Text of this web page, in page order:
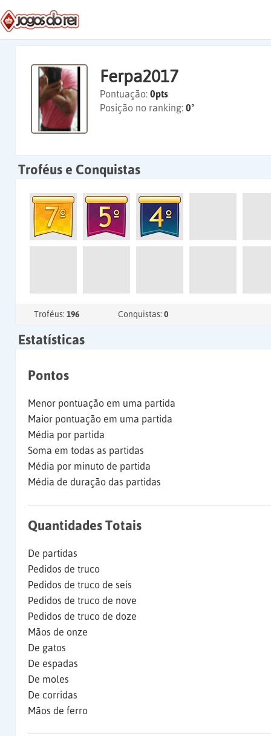
Ferpa2017
Pontuação: 0pts
Posição no ranking: 0º
Troféus e Conquistas
Troféus: 196 Conquistas: 0
Estatísticas
Pontos
Menor pontuação em uma partida
Maior pontuação em uma partida
Média por partida
Soma em todas as partidas
Média por minuto de partida
Média de duração das partidas
Quantidades Totais
De partidas
Pedidos de truco
Pedidos de truco de seis
Pedidos de truco de nove
Pedidos de truco de doze
Mãos de onze
De gatos
De espadas
De moles
De corridas
Mãos de ferro